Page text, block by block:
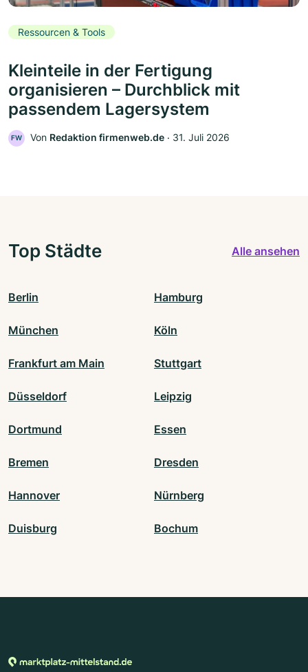
Ressourcen & Tools
Kleinteile in der Fertigung
organisieren – Durchblick mit
passendem Lagersystem
FW Von Redaktion firmenweb.de ‧ 31. Juli 2026
Top Städte Alle ansehen
Berlin Hamburg
München Köln
Frankfurt am Main Stuttgart
Düsseldorf Leipzig
Dortmund Essen
Bremen Dresden
Hannover Nürnberg
Duisburg Bochum